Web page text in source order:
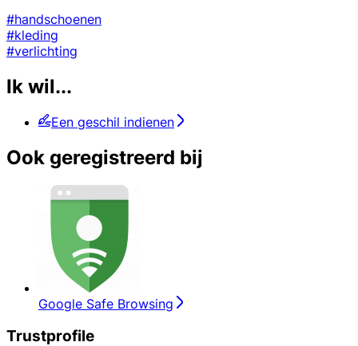
#handschoenen
#kleding
#verlichting
Ik wil...
Een geschil indienen
Ook geregistreerd bij
Google Safe Browsing
Trustprofile